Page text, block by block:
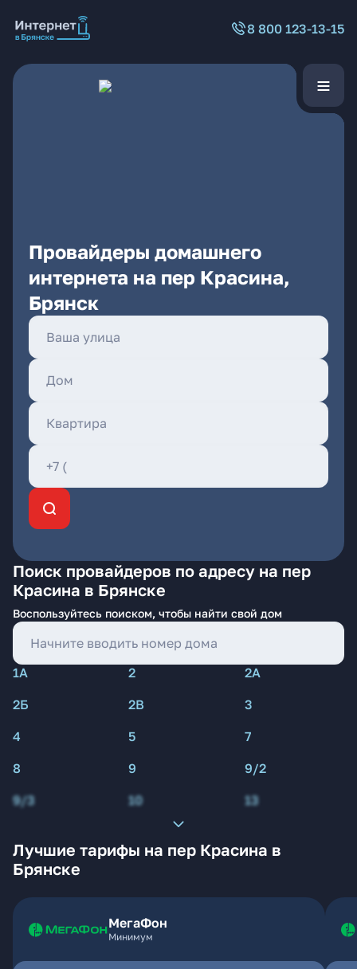
8 800 123-13-15
Провайдеры домашнего
интернета на пер Красина,
Брянск
Поиск провайдеров по адресу на пер
Красина в Брянске
Воспользуйтесь поиском, чтобы найти свой дом
1А 2
2А
2Б
2В
3
4
5
7
8
9
9/2
9/3
10 13
Лучшие тарифы на пер Красина в
Брянске
МегаФон
Минимум